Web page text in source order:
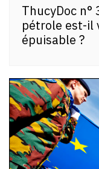
ThucyDoc n°
pétrole est-il
épuisable ?